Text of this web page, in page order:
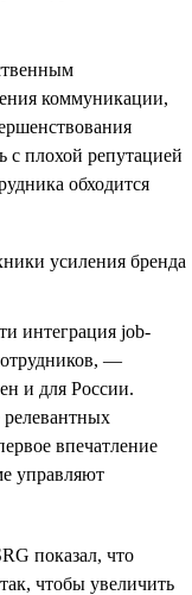
коммуникации,
с плохой репутацией
обходится
интеграция job-
—
и для России.
впечатление
управляют
показал, что
чтобы увеличить